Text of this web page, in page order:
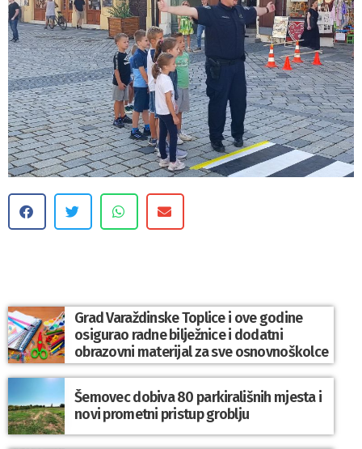
Grad Varaždinske Toplice i ove godine
osigurao radne bilježnice i dodatni
obrazovni materijal za sve osnovnoškolce
Šemovec dobiva 80 parkirališnih mjesta i
novi prometni pristup groblju